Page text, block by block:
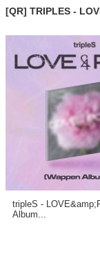
[QR] TRIPLES -
tripleS -
Album...